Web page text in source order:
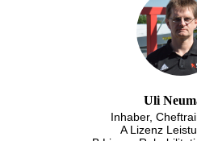
Uli
Inhaber,
A Lizenz